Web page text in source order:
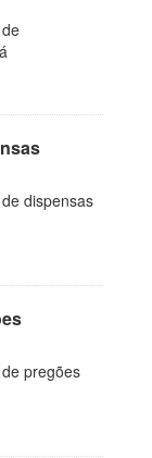
dispensas
pregões